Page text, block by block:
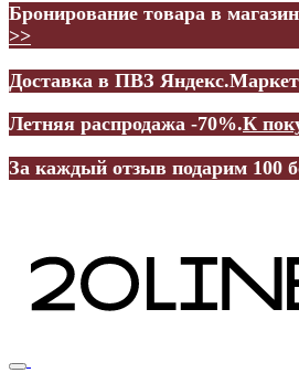
Бронирование товара в
>>
Доставка в ПВЗ Яндекс.Маркет
Летняя распродажа -70%.К
За каждый отзыв подарим 100